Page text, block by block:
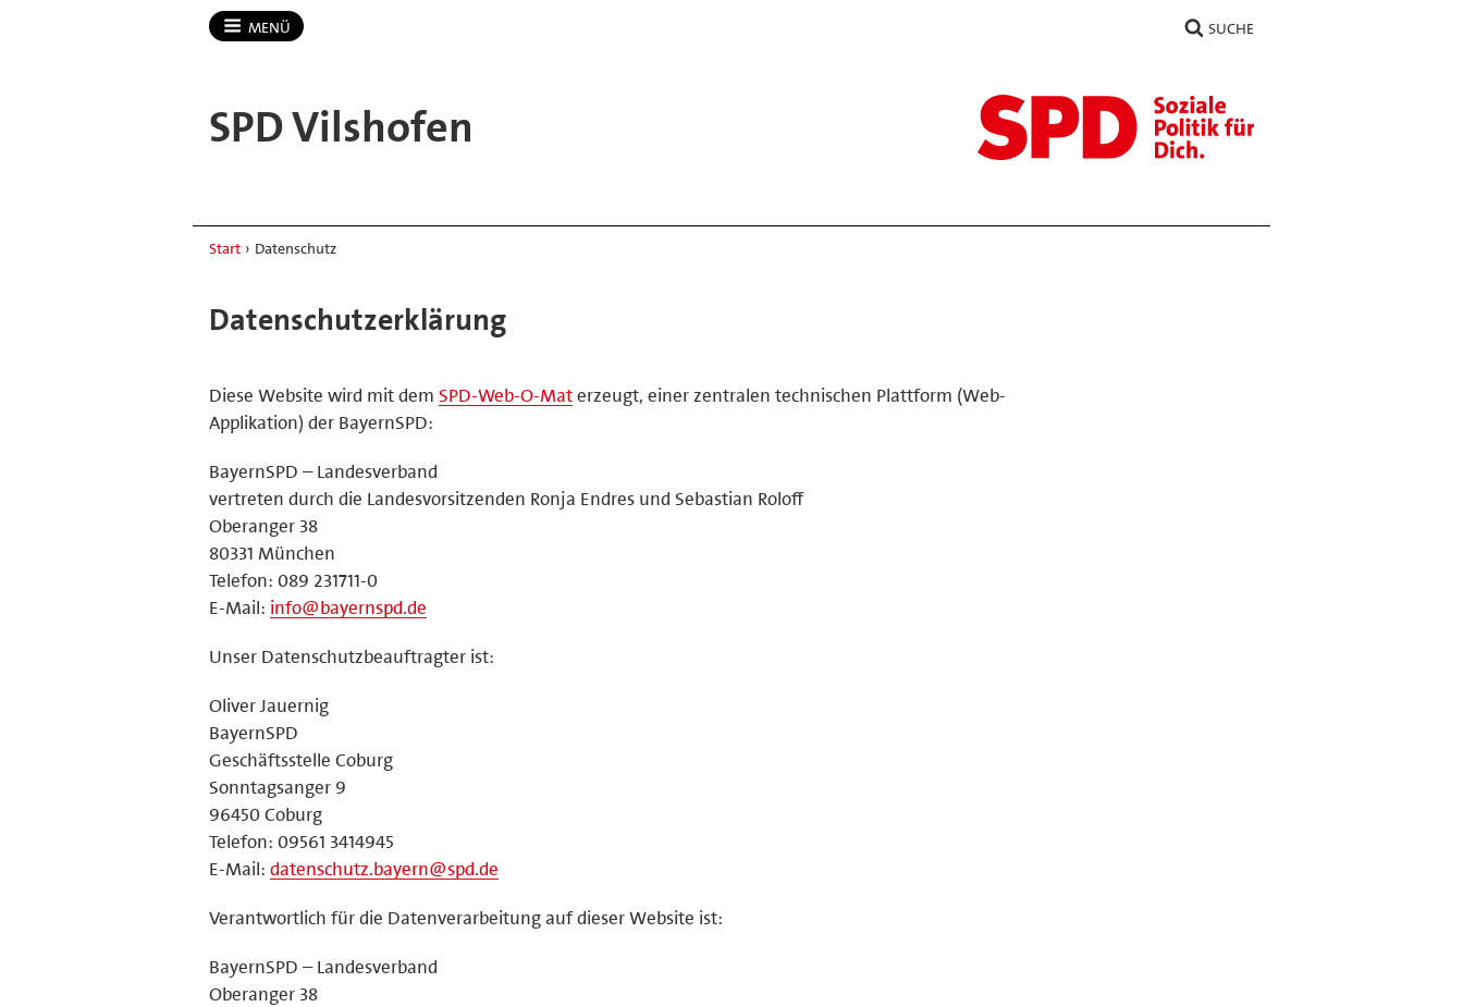
MENÜ SUCHE
SPD Vilshofen
Start › Datenschutz
Datenschutzerklärung
Diese Website wird mit dem SPD-Web-O-Materzeugt, einer zentralen technischen Plattform (Web-
Applikation) der BayernSPD:
BayernSPD – Landesverband
vertreten durch die Landesvorsitzenden Ronja Endres und Sebastian Roloff
Oberanger 38
80331 München
Telefon: 089 231711-0
E-Mail: info@bayernspd.de
Unser Datenschutzbeauftragter ist:
Oliver Jauernig
BayernSPD
Geschäftsstelle Coburg
Sonntagsanger 9
96450 Coburg
Telefon: 09561 3414945
E-Mail: datenschutz.bayern@spd.de
Verantwortlich für die Datenverarbeitung auf dieser Website ist:
BayernSPD – Landesverband
Oberanger 38